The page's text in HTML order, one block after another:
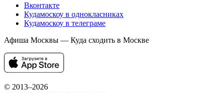
Вконтакте
Кудамоскоу в однокласниках
Кудамоскоу в телеграме
Афиша Москвы — Куда сходить в Москве
© 2013–2026